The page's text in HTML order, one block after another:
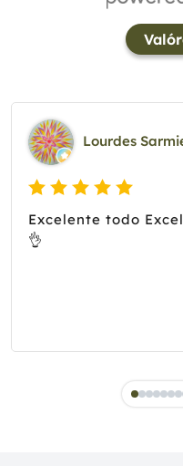
Lourdes
Excelente todo
👌